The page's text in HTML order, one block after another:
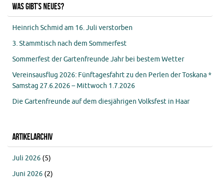
Was gibt’s Neues?
Heinrich Schmid am 16. Juli verstorben
3. Stammtisch nach dem Sommerfest
Sommerfest der Gartenfreunde Jahr bei bestem Wetter
Vereinsausflug 2026: Fünftagesfahrt zu den Perlen der Toskana *
Samstag 27.6.2026 – Mittwoch 1.7.2026
Die Gartenfreunde auf dem diesjährigen Volksfest in Haar
Artikelarchiv
Juli 2026 (5)
Juni 2026 (2)